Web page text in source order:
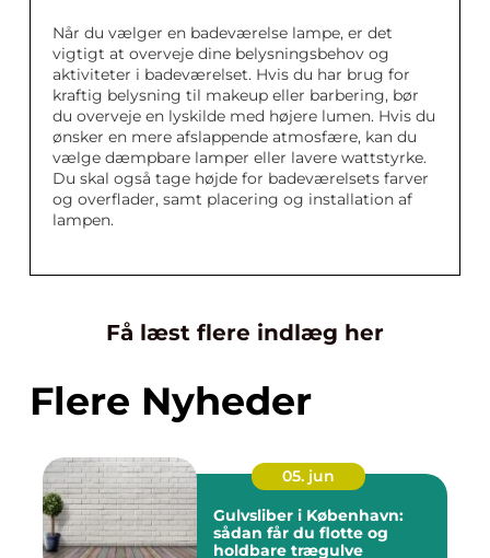
Når du vælger en badeværelse lampe, er det
vigtigt at overveje dine belysningsbehov og
aktiviteter i badeværelset. Hvis du har brug for
kraftig belysning til makeup eller barbering, bør
du overveje en lyskilde med højere lumen. Hvis du
ønsker en mere afslappende atmosfære, kan du
vælge dæmpbare lamper eller lavere wattstyrke.
Du skal også tage højde for badeværelsets farver
og overflader, samt placering og installation af
lampen.
Få læst flere indlæg her
Flere Nyheder
05. jun
Gulvsliber i København:
sådan får du flotte og
holdbare trægulve